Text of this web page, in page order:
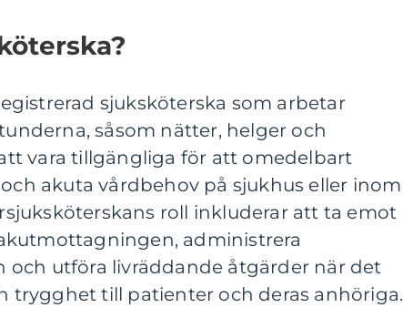
sjuksköterska som arbetar
såsom nätter, helger och
vara tillgängliga för att omedelbart
akuta vårdbehov på sjukhus eller inom
roll inkluderar att ta emot
administrera
och utföra livräddande åtgärder när det
trygghet till patienter och deras anhöriga.